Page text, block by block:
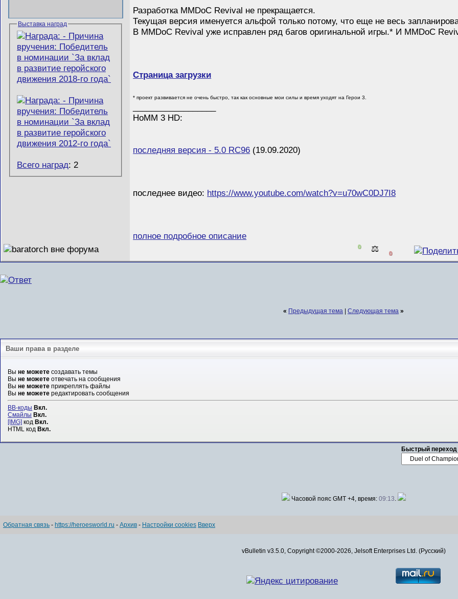
Выставка наград
Всего наград: 2
Разработка MMDoC Revival не прекращается.
Текущая версия именуется альфой только потому, что еще не весь
В MMDoC Revival уже исправлен ряд багов оригинальной игры.* И MMDoC
Страница загрузки
* проект развивается не очень быстро, так как основные мои силы и время уходят на Герои 3.
HoMM 3 HD:
последняя версия - 5.0 RC96 (19.09.2020)
последнее видео: https://www.youtube.com/watch?v=u70wC0DJ7I8
полное подробное описание
0 ⚖️ 0
« Предыдущая тема Следующая тема »
Ваши права в разделе
Выне можете создавать темы
Выне можете отвечать на сообщения
Выне можете прикреплять файлы
Выне можете редактировать сообщения
BB-коды Вкл.
Смайлы Вкл.
[IMG] кодВкл.
HTML кодВкл.
Быстрый переход
Часовой пояс GMT +4, время: 09:13
Обратная связь - https://heroesworld.ru - Архив - Настройки cookies Вверх
vBulletin v3.5.0, Copyright ©2000-2026, Jelsoft Enterprises Ltd. (Русский)